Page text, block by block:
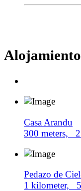
Alojamiento
Casa Arandu
300 meters,
Pedazo de
1 kilometer,